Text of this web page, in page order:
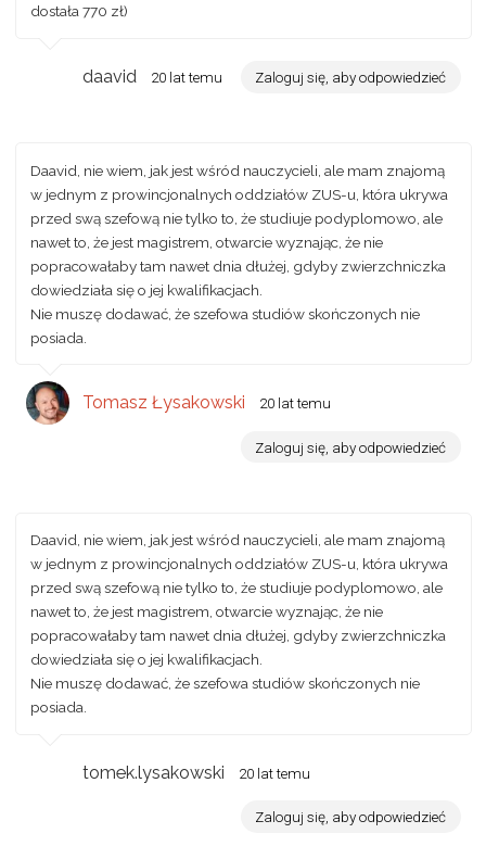
dostała 770 zł)
daavid 20 lat temu Zaloguj się, aby odpowiedzieć
Daavid, nie wiem, jak jest wśród nauczycieli, ale mam znajomą
w jednym z prowincjonalnych oddziałów ZUS-u, która ukrywa
przed swą szefową nie tylko to, że studiuje podyplomowo, ale
nawet to, że jest magistrem, otwarcie wyznając, że nie
popracowałaby tam nawet dnia dłużej, gdyby zwierzchniczka
dowiedziała się o jej kwalifikacjach.
Nie muszę dodawać, że szefowa studiów skończonych nie
posiada.
Tomasz Łysakowski 20 lat temu
Zaloguj się, aby odpowiedzieć
Daavid, nie wiem, jak jest wśród nauczycieli, ale mam znajomą
w jednym z prowincjonalnych oddziałów ZUS-u, która ukrywa
przed swą szefową nie tylko to, że studiuje podyplomowo, ale
nawet to, że jest magistrem, otwarcie wyznając, że nie
popracowałaby tam nawet dnia dłużej, gdyby zwierzchniczka
dowiedziała się o jej kwalifikacjach.
Nie muszę dodawać, że szefowa studiów skończonych nie
posiada.
tomek.lysakowski 20 lat temu
Zaloguj się, aby odpowiedzieć